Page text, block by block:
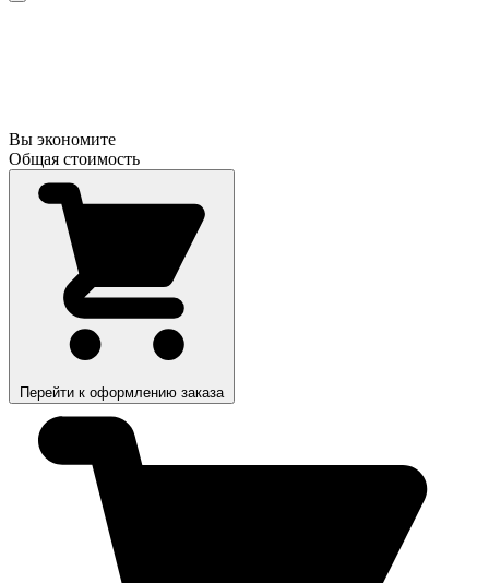
Вы экономите
Общая стоимость
Перейти к оформлению заказа